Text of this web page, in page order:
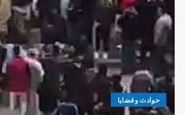
حوادث وقضايا